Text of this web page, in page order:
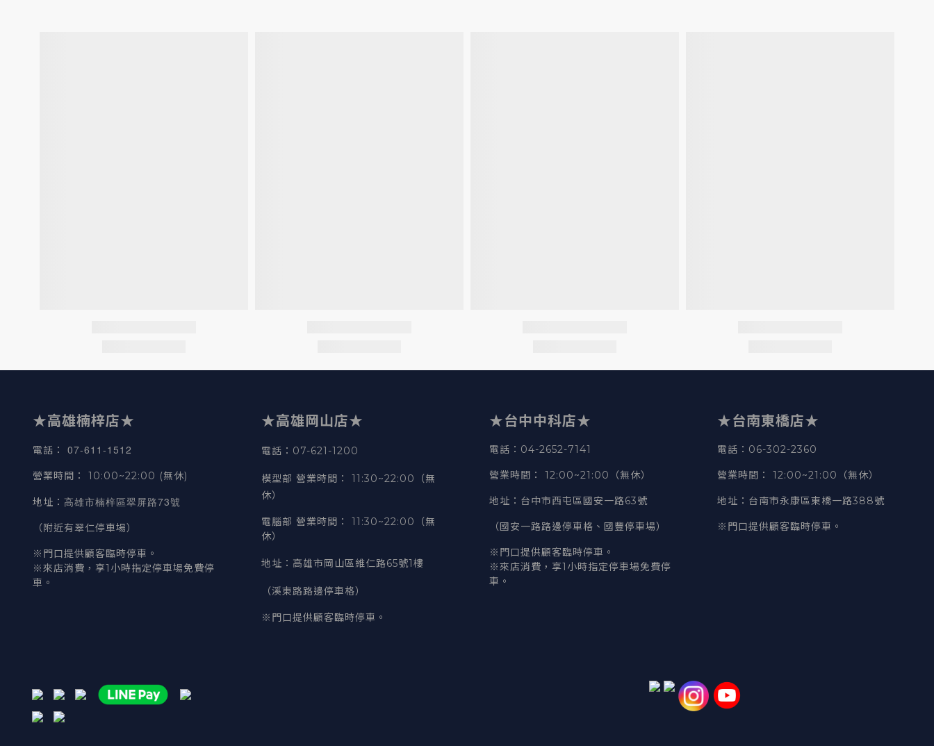
★高雄楠梓店★
電話 ： 07-611-1512
營業時間 ： 10:00~22:00 (無休)
地址 ： 高雄市楠梓區翠屏路73號
（附近有翠仁停車場）
※門口提供顧客臨時停車。
※來店消費，享1小時指定停車場免費停
車。
★高雄岡山店★
電話：07-621-1200
模型部 營業時間 ：
11:30~22:00（無
休）
電腦部 營業時間 ：
11:30~22:00（無
休）
地址 ： 高雄市岡山區維仁路65號1樓
（溪東路路邊停車格）
※門口提供顧客臨時停車。
★台中中科店★
電話 ：04-2652-7141
營業時間 ： 12:00~21:00（無休）
地址 ：台中市西屯區國安一路63號
（國安一路路邊停車格、國豐停車場）
※門口提供顧客臨時停車。
※來店消費，享1小時指定停車場免費停
車。
★台南東橋店★
電話 ：06-302-2360
營業時間 ： 12:00~21:00（無休）
地址 ：台南市永康區東橋一路388號
※門口提供顧客臨時停車。